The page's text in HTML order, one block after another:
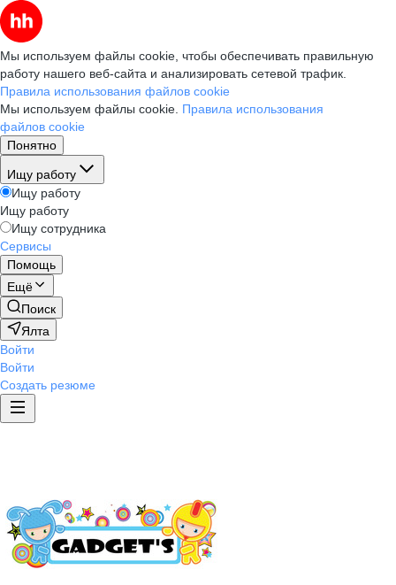
Мы используем файлы cookie, чтобы обеспечивать правильную
работу нашего веб-сайта и анализировать сетевой трафик.
Правила использования файлов cookie
Мы используем файлы cookie. Правила использования
файлов cookie
Понятно
Ищу работу
Ищу работу
Ищу работу
Ищу сотрудника
Сервисы
Помощь
Ещё
Поиск
Ялта
Войти
Войти
Создать резюме